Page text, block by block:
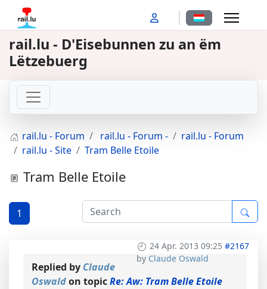
Sprache
rail.lu - D'Eisebunnen zu an ëm
Lëtzebuerg
rail.lu - Forum rail.lu - Forum -
rail.lu - Forum
rail.lu - Site
Tram Belle Etoile
Tram Belle Etoile
1
24 Apr. 2013 09:25 #2167
by Claude Oswald
Replied by Claude
Oswaldon topicRe: Aw: Tram Belle Etoile